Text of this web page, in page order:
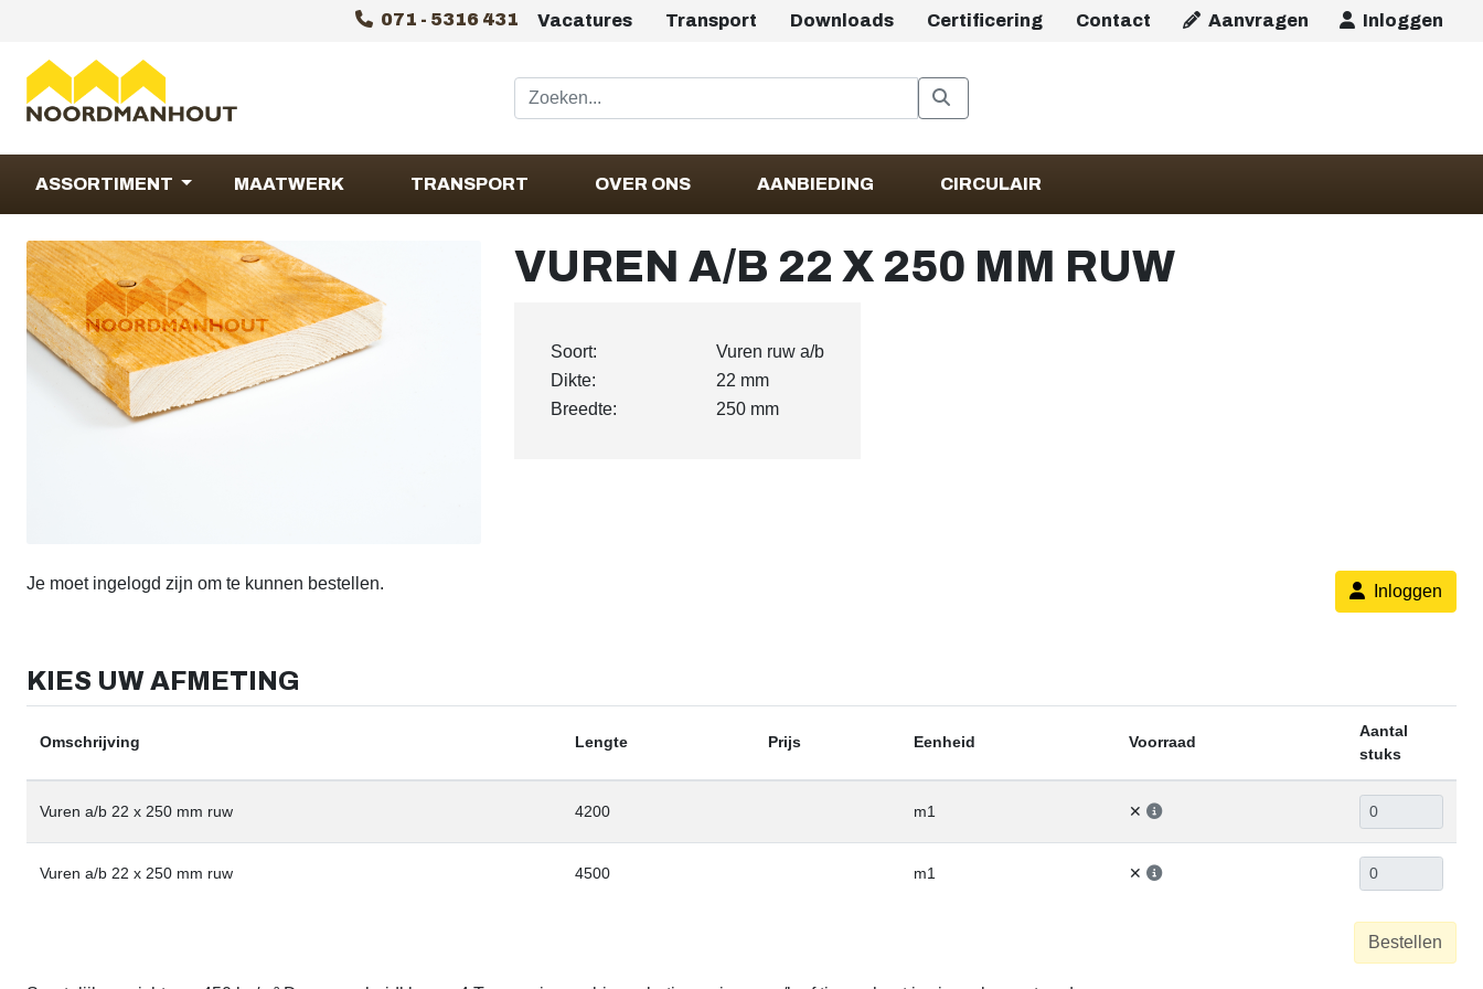
071 - 5316 431 Vacatures Transport Downloads Certificering Contact Aanvragen Inloggen
ASSORTIMENT MAATWERK TRANSPORT OVER ONS AANBIEDING CIRCULAIR
VUREN A/B 22 X 250 MM RUW
Soort:
Vuren ruw a/b
Dikte:
22 mm
Breedte:
250 mm
Je moet ingelogd zijn om te kunnen bestellen. Inloggen
KIES UW AFMETING
Omschrijving Lengte Prijs Eenheid Voorraad
Aantal
stuks
Vuren a/b 22 x 250 mm ruw 4200 m1 ✕
Vuren a/b 22 x 250 mm ruw 4500 m1 ✕
Bestellen